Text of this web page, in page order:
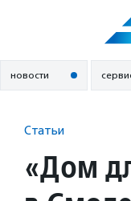
новости
Статьи
«Дом